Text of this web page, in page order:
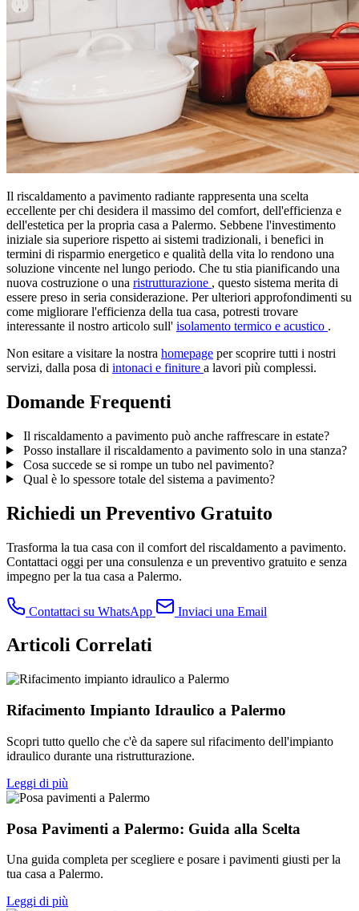
Il riscaldamento a pavimento radiante rappresenta una scelta
eccellente per chi desidera il massimo del comfort, dell'efficienza e
dell'estetica per la propria casa a Palermo. Sebbene l'investimento
iniziale sia superiore rispetto ai sistemi tradizionali, i benefici in
termini di risparmio energetico e qualità della vita lo rendono una
soluzione vincente nel lungo periodo. Che tu stia pianificando una
nuova costruzione o una ristrutturazione , questo sistema merita di
essere preso in seria considerazione. Per ulteriori approfondimenti su
come migliorare l'efficienza della tua casa, potresti trovare
interessante il nostro articolo sull' isolamento termico e acustico .
Non esitare a visitare la nostra homepage per scoprire tutti i nostri
servizi, dalla posa di intonaci e finiture a lavori più complessi.
Domande Frequenti
Il riscaldamento a pavimento può anche raffrescare in estate?
Posso installare il riscaldamento a pavimento solo in una stanza?
Cosa succede se si rompe un tubo nel pavimento?
Qual è lo spessore totale del sistema a pavimento?
Richiedi un Preventivo Gratuito
Trasforma la tua casa con il comfort del riscaldamento a pavimento.
Contattaci oggi per una consulenza e un preventivo gratuito e senza
impegno per la tua casa a Palermo.
Contattaci su WhatsApp Inviaci una Email
Articoli Correlati
Rifacimento Impianto Idraulico a Palermo
Scopri tutto quello che c'è da sapere sul rifacimento dell'impianto
idraulico durante una ristrutturazione.
Leggi di più
Posa Pavimenti a Palermo: Guida alla Scelta
Una guida completa per scegliere e posare i pavimenti giusti per la
tua casa a Palermo.
Leggi di più